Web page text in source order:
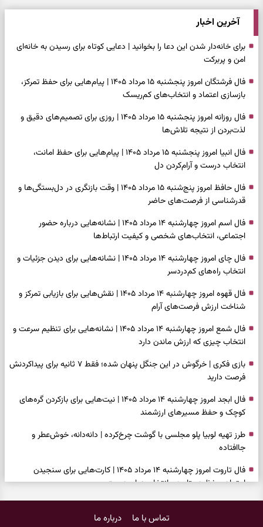
آخرین اخبار
برای خانه‌دار شدن این دعا را بخوانید | دعایی کوتاه برای رسیدن به خانه‌ای
امن و پربرکت
فال فرشتگان امروز پنجشنبه ۱۵ مرداد ۱۴۰۵ | پیام‌هایی برای حفظ تمرکز،
بازسازی اعتماد و انتخاب‌های کم‌ریسک
فال روزانه امروز پنجشنبه ۱۵ مرداد ۱۴۰۵ | روزی برای تصمیم‌های دقیق و
لذت‌بردن از نتیجه تلاش‌ها
فال انبیا امروز پنجشنبه ۱۵ مرداد ۱۴۰۵ | پیام‌هایی برای حفظ امانت،
انتخاب درست و آرام‌کردن دل
فال حافظ امروز پنج‌شنبه ۱۵ مرداد ۱۴۰۵ | وقت بازنگری در دل‌بستگی‌ها و
قدرشناسی از فرصت‌های حاضر
فال اسم امروز چهارشنبه ۱۴ مرداد ۱۴۰۵ | نشانه‌هایی درباره حضور
اجتماعی، انتخاب‌های شخصی و کیفیت ارتباط‌ها
فال چای امروز چهارشنبه ۱۴ مرداد ۱۴۰۵ | نشانه‌هایی برای دیدن جزئیات و
انتخاب راه‌های کم‌دردسر
فال قهوه امروز چهارشنبه ۱۴ مرداد ۱۴۰۵ | نقش‌هایی برای بازیابی تمرکز و
شناخت ارزش فرصت‌های آرام
فال شمع امروز چهارشنبه ۱۴ مرداد ۱۴۰۵ | نشانه‌هایی برای تنظیم سرعت و
انتخاب چیزی که ارزش ماندن دارد
بازی فکری | خرگوش در این جنگل پنهان شده؛ فقط ۷ ثانیه برای پیداکردنش
فرصت دارید
فال ابجد امروز چهارشنبه ۱۴ مرداد ۱۴۰۵ | نیت‌هایی برای بازکردن گره‌های
کوچک و حفظ مسیرهای ارزشمند
طرز تهیه لوبیا پلو مجلسی با گوشت چرخ‌کرده | دانه‌دانه، خوش‌عطر و
جاافتاده
فال تاروت امروز چهارشنبه ۱۴ مرداد ۱۴۰۵ | کارت‌هایی برای سنجیدن
اعتماد، حفظ دستاورد و انتخاب زمان درست
هوش غالب شما را نشان می‌دهد
تماس با ما درباره ما